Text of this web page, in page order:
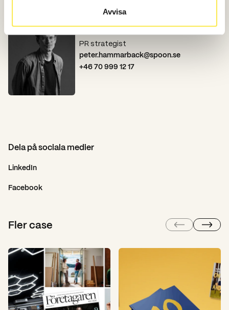
Avvisa
Peter Hammarbäck
PR strategist
peter.hammarback@spoon.se
+46 70 999 12 17
Dela på sociala medier
LinkedIn
Facebook
Fler case